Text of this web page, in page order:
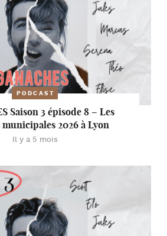
PODCAST
Saison 3 épisode 8 – Les
2026 à Lyon
Il y a 5 mois